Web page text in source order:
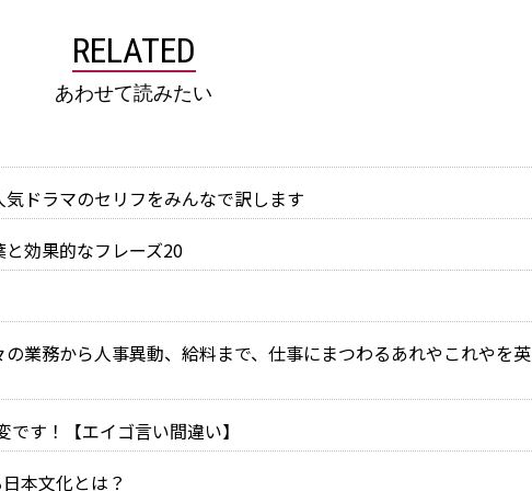
RELATED
あわせて読みたい
ドラマのセリフをみんなで訳します
効果的なフレーズ20
業務から人事異動、給料まで、仕事にまつわるあれやこれやを
す！【エイゴ言い間違い】
本文化とは？